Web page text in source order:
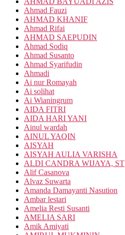
Ahmad Fauzi
AHMAD KHANIF
Ahmad Rifai
AHMAD SAEPUDIN
Ahmad Sodiq
Ahmad Susanto
Ahmad Syarifudin
Ahmadi
Ai nur Romayah
Ai solihat
Ai Wianingrum
AIDA FITRI
AIDA HARI YANI
Ainul wardah
AINUL YAQIN
AISYAH
AISYAH AULIA VARISHA
ALDI CANDRA WIJAYA, ST
Alif Casanova
Alvaz Suwarta
Amanda Damayanti Nasution
Ambar lestari
Amelia Resti Susanti
AMELIA SARI
Amik Amiyati